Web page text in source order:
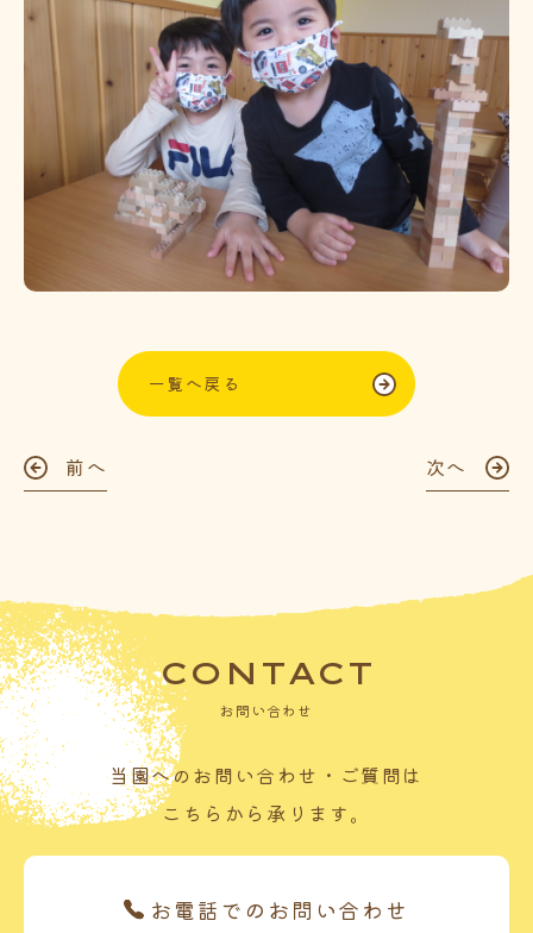
一覧へ戻る
前へ 次へ
CONTACT
お問い合わせ
当園へのお問い合わせ・ご質問は
こちらから承ります。
お電話でのお問い合わせ